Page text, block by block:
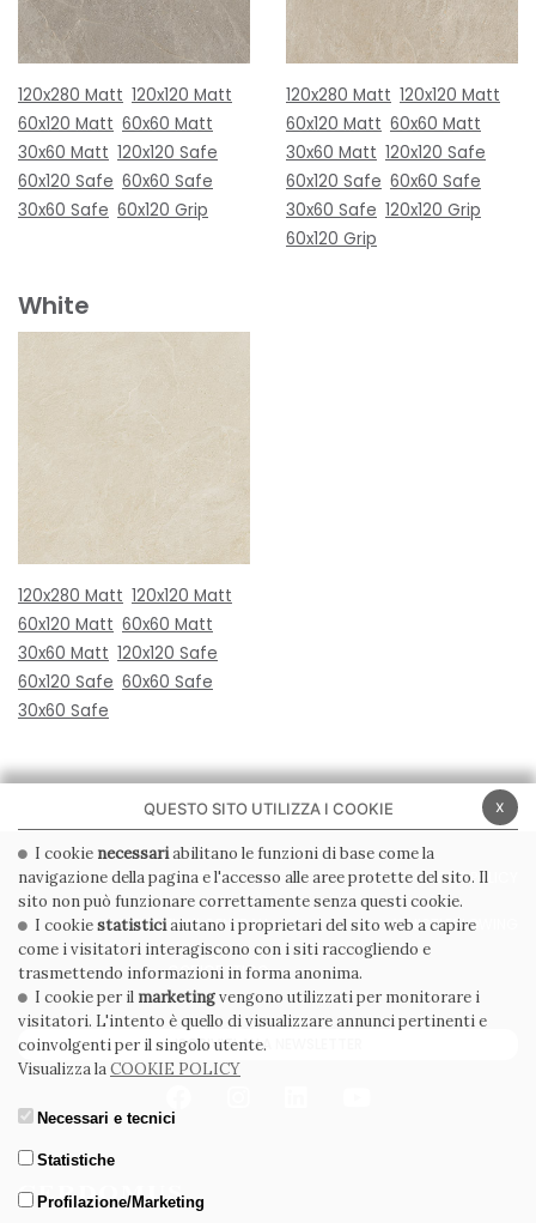
120x280 Matt 120x120 Matt
60x120 Matt 60x60 Matt
30x60 Matt 120x120 Safe
60x120 Safe 60x60 Safe
30x60 Safe 60x120 Grip
120x280 Matt 120x120 Matt
60x120 Matt 60x60 Matt
30x60 Matt 120x120 Safe
60x120 Safe 60x60 Safe
30x60 Safe 120x120 Grip
60x120 Grip
White
120x280 Matt 120x120 Matt
60x120 Matt 60x60 Matt
30x60 Matt 120x120 Safe
60x120 Safe 60x60 Safe
30x60 Safe
PRIVACY POLICY COOKIE POLICY
CONDIZIONI GENERALI WHISTLEBLOWING
CODICE ETICO
ISCRIVITI ALLA NEWSLETTER
x
QUESTO SITO UTILIZZA I COOKIE
I cookie necessariabilitano le funzioni di base come la
navigazione della pagina e l'accesso alle aree protette del sito. Il
sito non può funzionare correttamente senza questi cookie.
I cookiestatisticiaiutano i proprietari del sito web a capire
come i visitatori interagiscono con i siti raccogliendo e
trasmettendo informazioni in forma anonima.
I cookie per il marketingvengono utilizzati per monitorare i
visitatori. L'intento è quello di visualizzare annunci pertinenti e
coinvolgenti per il singolo utente.
Visualizza laCOOKIE POLICY
Necessari e tecnici
Statistiche
Profilazione/Marketing